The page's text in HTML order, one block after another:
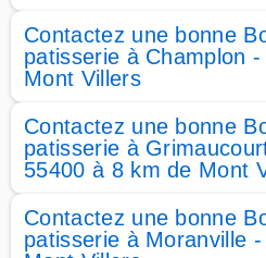
Contactez une bonne
patisserie à Champlon
Mont Villers
Contactez une bonne
patisserie à
55400 à 8 km de Mont
Contactez une bonne
patisserie à Moranville